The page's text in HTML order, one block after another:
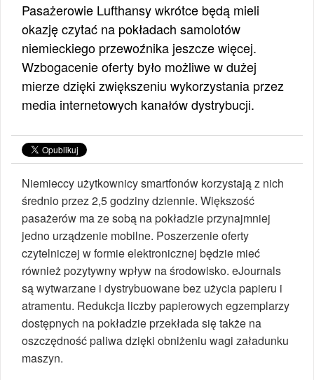
Pasażerowie Lufthansy wkrótce będą mieli
okazję czytać na pokładach samolotów
niemieckiego przewoźnika jeszcze więcej.
Wzbogacenie oferty było możliwe w dużej
mierze dzięki zwiększeniu wykorzystania przez
media internetowych kanałów dystrybucji.
Niemieccy użytkownicy smartfonów korzystają z nich
średnio przez 2,5 godziny dziennie. Większość
pasażerów ma ze sobą na pokładzie przynajmniej
jedno urządzenie mobilne. Poszerzenie oferty
czytelniczej w formie elektronicznej będzie mieć
również pozytywny wpływ na środowisko. eJournals
są wytwarzane i dystrybuowane bez użycia papieru i
atramentu. Redukcja liczby papierowych egzemplarzy
dostępnych na pokładzie przekłada się także na
oszczędność paliwa dzięki obniżeniu wagi załadunku
maszyn.